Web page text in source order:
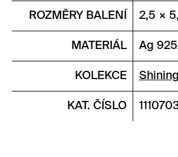
ROZMĚRY BALENÍ 2,5 ×
MATERIÁL Ag
KOLEKCE Shining
KAT. ČÍSLO